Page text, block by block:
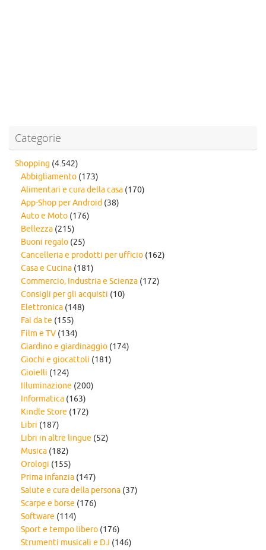
Categorie
Shopping (4.542)
Abbigliamento (173)
Alimentari e cura della casa (170)
App-Shop per Android (38)
Auto e Moto (176)
Bellezza (215)
Buoni regalo (25)
Cancelleria e prodotti per ufficio (162)
Casa e Cucina (181)
Commercio, Industria e Scienza (172)
Consigli per gli acquisti (10)
Elettronica (148)
Fai da te (155)
Film e TV (134)
Giardino e giardinaggio (174)
Giochi e giocattoli (181)
Gioielli (124)
Illuminazione (200)
Informatica (163)
Kindle Store (172)
Libri (187)
Libri in altre lingue (52)
Musica (182)
Orologi (155)
Prima infanzia (147)
Salute e cura della persona (37)
Scarpe e borse (176)
Software (114)
Sport e tempo libero (176)
Strumenti musicali e DJ (146)